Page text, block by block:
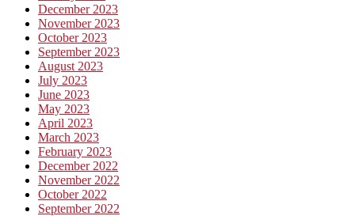
December 2023
November 2023
October 2023
September 2023
August 2023
July 2023
June 2023
May 2023
April 2023
March 2023
February 2023
December 2022
November 2022
October 2022
September 2022